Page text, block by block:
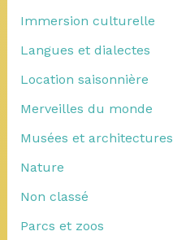
Immersion culturelle
Langues et dialectes
Location saisonnière
Merveilles du monde
Musées et architectures
Nature
Non classé
Parcs et zoos